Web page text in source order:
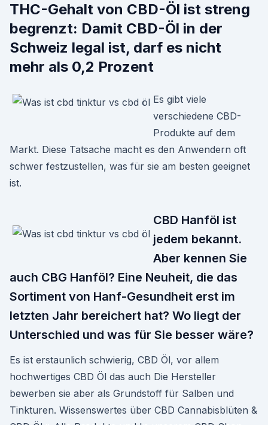
THC-Gehalt von CBD-Öl ist streng
begrenzt: Damit CBD-Öl in der
Schweiz legal ist, darf es nicht
mehr als 0,2 Prozent
Es gibt viele
verschiedene CBD-
Produkte auf dem
Markt. Diese Tatsache macht es den Anwendern oft
schwer festzustellen, was für sie am besten geeignet
ist.
CBD Hanföl ist
jedem bekannt.
Aber kennen Sie
auch CBG Hanföl? Eine Neuheit, die das
Sortiment von Hanf-Gesundheit erst im
letzten Jahr bereichert hat? Wo liegt der
Unterschied und was für Sie besser wäre?
Es ist erstaunlich schwierig, CBD Öl, vor allem
hochwertiges CBD Öl das auch Die Hersteller
bewerben sie aber als Grundstoff für Salben und
Tinkturen. Wissenswertes über CBD Cannabisblüten &